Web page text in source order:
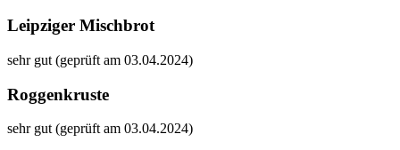
Leipziger Mischbrot
sehr gut (geprüft am 03.04.2024)
Roggenkruste
sehr gut (geprüft am 03.04.2024)